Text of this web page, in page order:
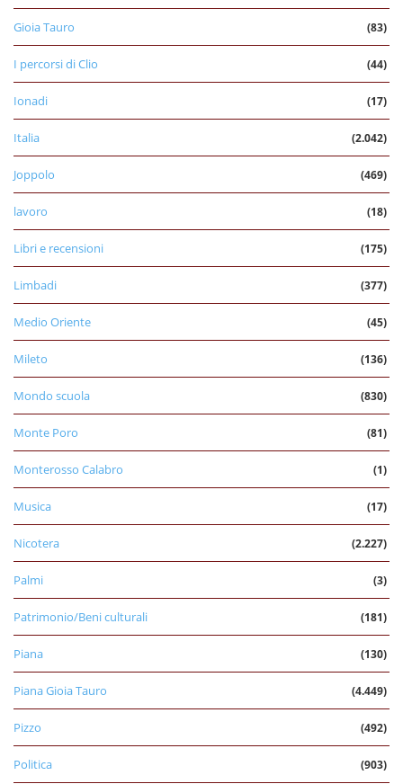
Gioia Tauro (83)
I percorsi di Clio (44)
Ionadi (17)
Italia (2.042)
Joppolo (469)
lavoro (18)
Libri e recensioni (175)
Limbadi (377)
Medio Oriente (45)
Mileto (136)
Mondo scuola (830)
Monte Poro (81)
Monterosso Calabro (1)
Musica (17)
Nicotera (2.227)
Palmi (3)
Patrimonio/Beni culturali (181)
Piana (130)
Piana Gioia Tauro (4.449)
Pizzo (492)
Politica (903)